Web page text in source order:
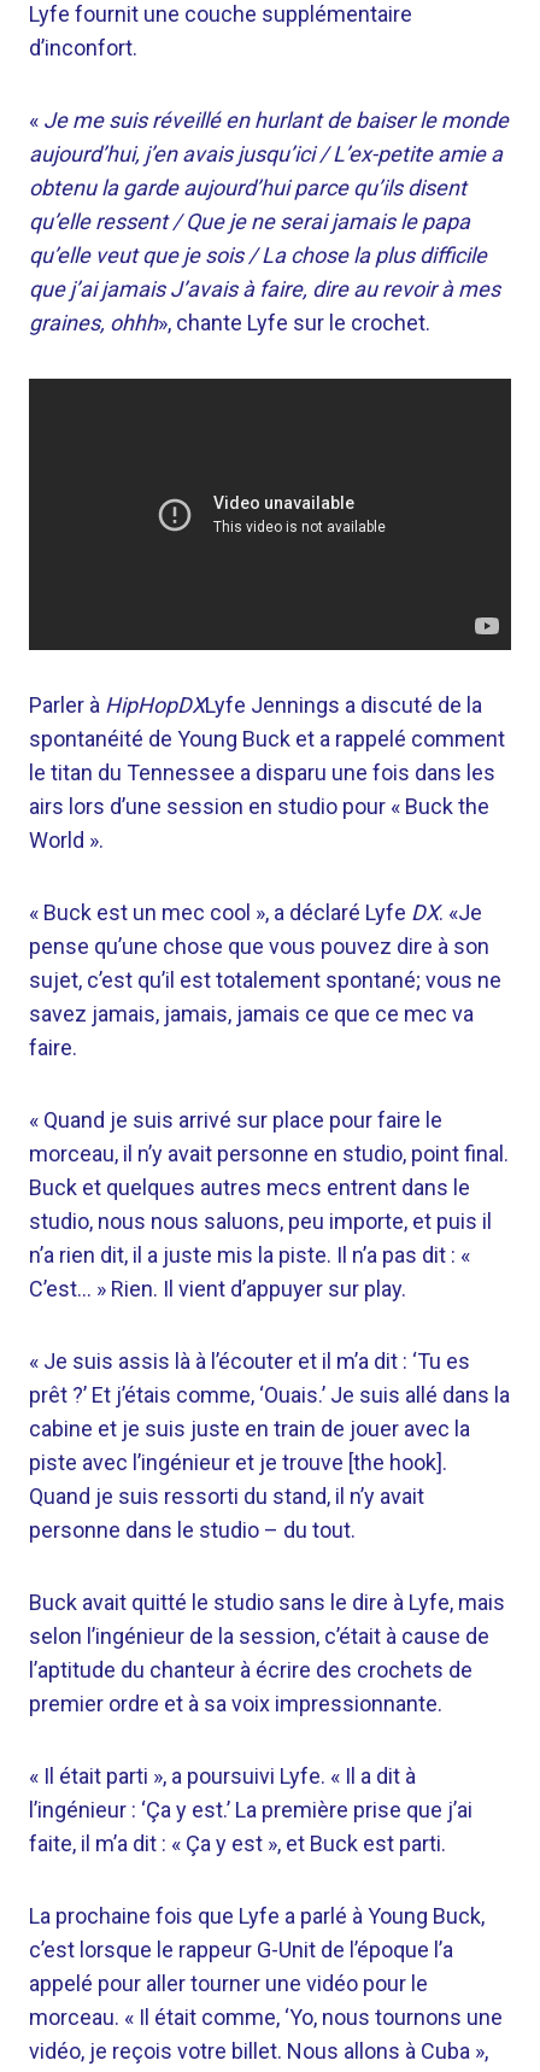
Lyfe fournit une couche supplémentaire
d’inconfort.
« Je me suis réveillé en hurlant de baiser le monde
aujourd’hui, j’en avais jusqu’ici / L’ex-petite amie a
obtenu la garde aujourd’hui parce qu’ils disent
qu’elle ressent / Que je ne serai jamais le papa
qu’elle veut que je sois / La chose la plus difficile
que j’ai jamais J’avais à faire, dire au revoir à mes
graines, ohhh», chante Lyfe sur le crochet.
Parler à HipHopDXLyfe Jennings a discuté de la
spontanéité de Young Buck et a rappelé comment
le titan du Tennessee a disparu une fois dans les
airs lors d’une session en studio pour « Buck the
World ».
« Buck est un mec cool », a déclaré Lyfe DX. «Je
pense qu’une chose que vous pouvez dire à son
sujet, c’est qu’il est totalement spontané; vous ne
savez jamais, jamais, jamais ce que ce mec va
faire.
« Quand je suis arrivé sur place pour faire le
morceau, il n’y avait personne en studio, point final.
Buck et quelques autres mecs entrent dans le
studio, nous nous saluons, peu importe, et puis il
n’a rien dit, il a juste mis la piste. Il n’a pas dit : «
C’est… » Rien. Il vient d’appuyer sur play.
« Je suis assis là à l’écouter et il m’a dit : ‘Tu es
prêt ?’ Et j’étais comme, ‘Ouais.’ Je suis allé dans la
cabine et je suis juste en train de jouer avec la
piste avec l’ingénieur et je trouve [the hook].
Quand je suis ressorti du stand, il n’y avait
personne dans le studio – du tout.
Buck avait quitté le studio sans le dire à Lyfe, mais
selon l’ingénieur de la session, c’était à cause de
l’aptitude du chanteur à écrire des crochets de
premier ordre et à sa voix impressionnante.
« Il était parti », a poursuivi Lyfe. « Il a dit à
l’ingénieur : ‘Ça y est.’ La première prise que j’ai
faite, il m’a dit : « Ça y est », et Buck est parti.
La prochaine fois que Lyfe a parlé à Young Buck,
c’est lorsque le rappeur G-Unit de l’époque l’a
appelé pour aller tourner une vidéo pour le
morceau. « Il était comme, ‘Yo, nous tournons une
vidéo, je reçois votre billet. Nous allons à Cuba »,